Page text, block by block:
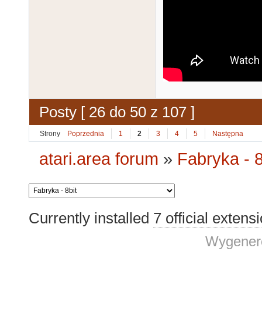
Posty [ 26 do 50 z 107 ]
Strony Poprzednia 1 2 3 4 5 Następna
atari.area forum » Fabryka -
Currently installed 7 official